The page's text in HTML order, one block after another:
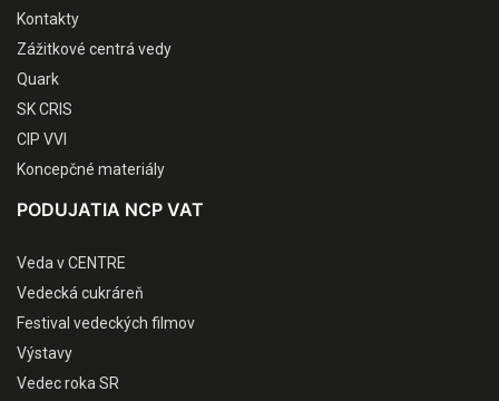
Kontakty
Zážitkové centrá vedy
Quark
SK CRIS
CIP VVI
Koncepčné materiály
PODUJATIA NCP VAT
Veda v CENTRE
Vedecká cukráreň
Festival vedeckých filmov
Výstavy
Vedec roka SR